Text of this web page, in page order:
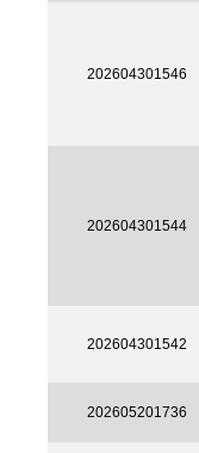
202604301546
202604301544
202604301542
202605201736